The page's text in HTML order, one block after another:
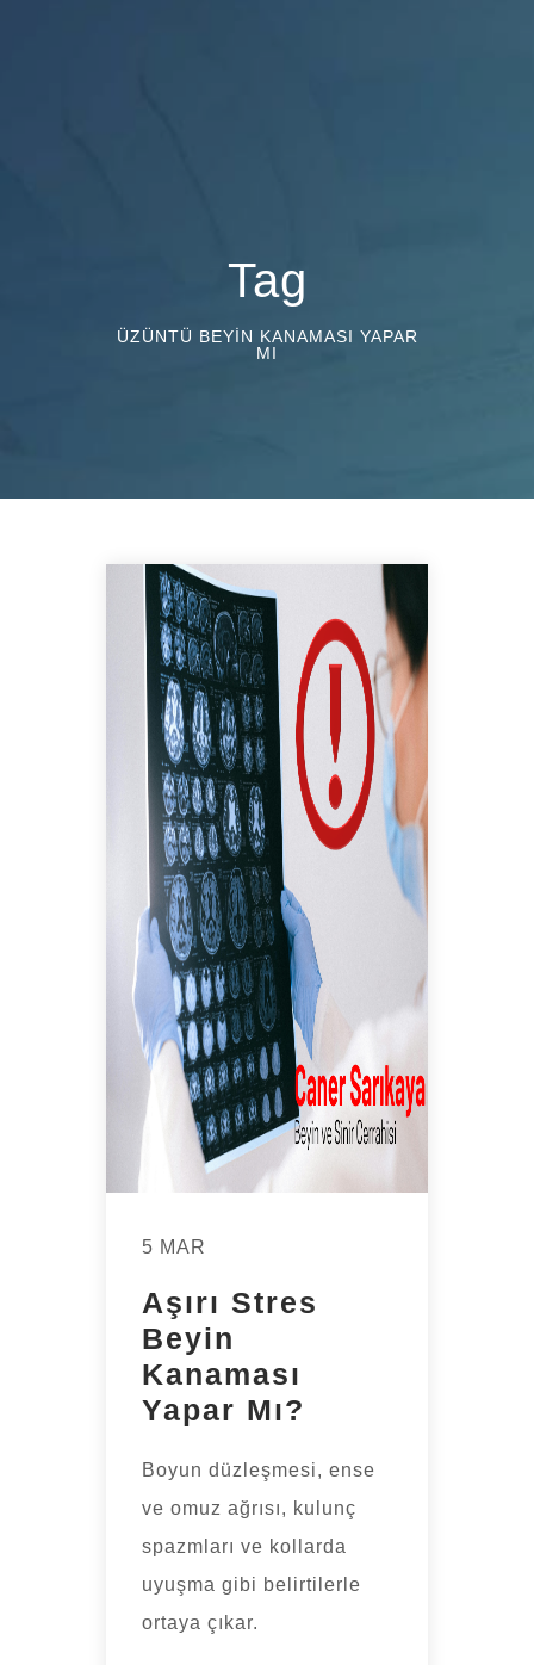
Tag
ÜZÜNTÜ BEYIN KANAMASI YAPAR
MI
5 MAR
Aşırı Stres
Beyin
Kanaması
Yapar Mı?
Boyun düzleşmesi, ense
ve omuz ağrısı, kulunç
spazmları ve kollarda
uyuşma gibi belirtilerle
ortaya çıkar.